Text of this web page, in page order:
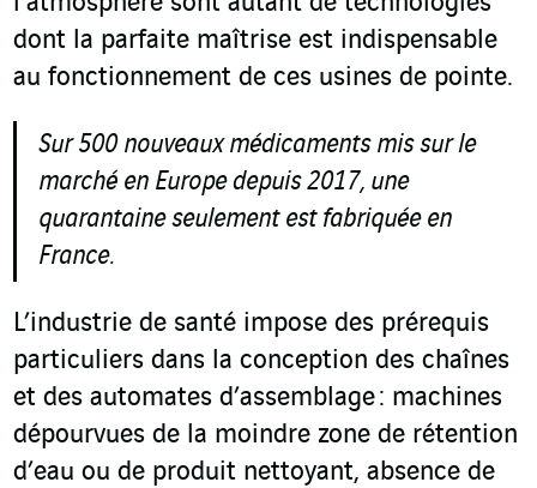
dont la parfaite maîtrise est indispensable
au fonctionnement de ces usines de pointe.
Sur 500 nouveaux médicaments mis sur le
marché en Europe depuis 2017, une
quarantaine seulement est fabriquée en
France.
L’industrie de santé impose des prérequis
particuliers dans la conception des chaînes
et des automates d’assemblage : machines
dépourvues de la moindre zone de rétention
d’eau ou de produit nettoyant, absence de